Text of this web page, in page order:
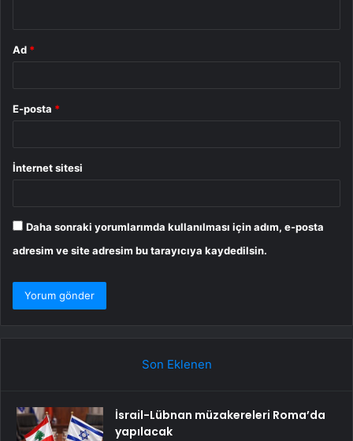
Ad *
E-posta *
İnternet sitesi
Daha sonraki yorumlarımda kullanılması için adım, e-posta
adresim ve site adresim bu tarayıcıya kaydedilsin.
Son Eklenen
İsrail-Lübnan müzakereleri Roma’da
yapılacak